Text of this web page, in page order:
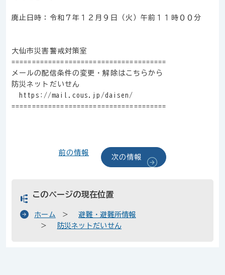
廃止日時：令和７年１２月９日（火）午前１１時００分
大仙市災害警戒対策室
======================================
メールの配信条件の変更・解除はこちらから
防災ネットだいせん
https://mail.cous.jp/daisen/
======================================
前の情報
次の情報
このページの現在位置
ホーム
避難・避難所情報
防災ネットだいせん